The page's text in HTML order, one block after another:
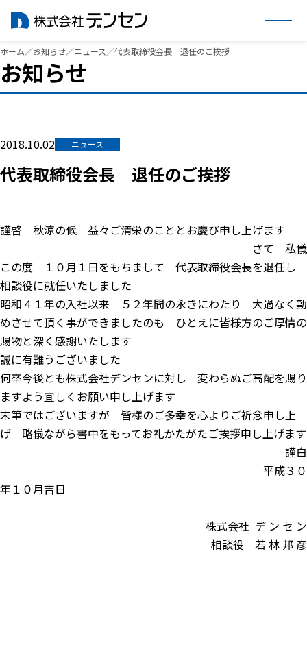
内
容
を
ッ
ホーム／お知らせ／ニュース ／代表取締役会長 退任のご挨拶
お知らせ
2018.10.02 ニュース
代表取締役会長 退任のご挨拶
謹啓 秋涼の候 益々ご清栄のこととお慶び申し上げます
さて 私儀
この度 １０月１日をもちまして 代表取締役会長を退任し
相談役に就任いたしました
昭和４１年の入社以来 ５２年間の永きにわたり 大過なく勤
めさせて頂く事ができましたのも ひとえに皆様方のご厚情の
賜物と深く感謝いたします
誠に有難うございました
何卒今後とも株式会社デンセンに対し 変わらぬご高配を賜り
ますよう宜しくお願い申し上げます
末筆ではございますが 皆様のご多幸を心よりご祈念申し上
げ 略儀ながら書中をもってお礼かたがたご挨拶申し上げます
謹白
平成３０
年１０月吉日
株式会社 デ ン セ ン
相談役 若 林 邦 彦